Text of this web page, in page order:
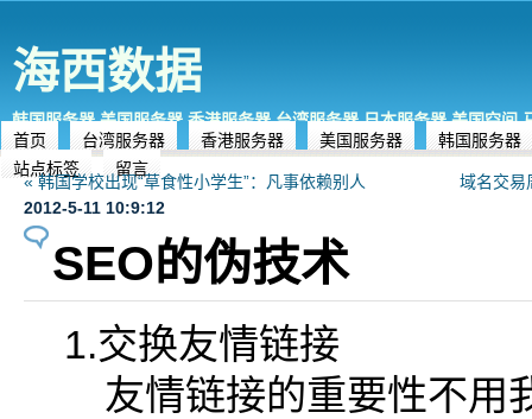
海西数据
韩国服务器,美国服务器,香港服务器,台湾服务器,日本服务器,美国空间
首页
台湾服务器 香港服务器 美国服务器
韩国服务器
站点标签
留言
« 韩国学校出现“草食性小学生”：凡事依赖别人
域名交易
2012-5-11 10:9:12
SEO的伪技术
1.交换友情链接
友情链接的重要性不用